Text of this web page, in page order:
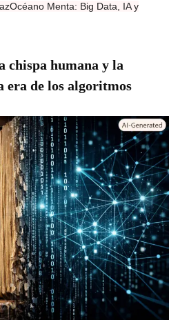
Océano Menta: Big Data, IA y
chispa humana y la
era de los algoritmos